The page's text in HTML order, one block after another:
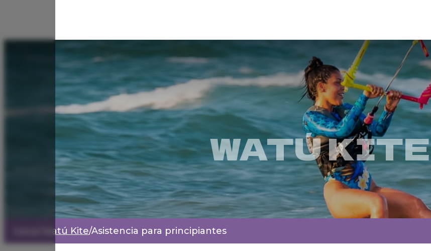
WATÚ KITE
Watú Kite/Asistencia para principiantes